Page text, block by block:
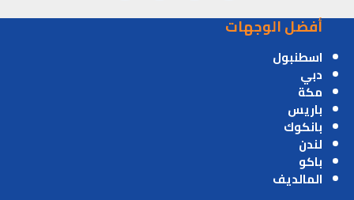
أفضل الوجهات
اسطنبول
دبي
مكة
باريس
بانكوك
لندن
باكو
المالديف